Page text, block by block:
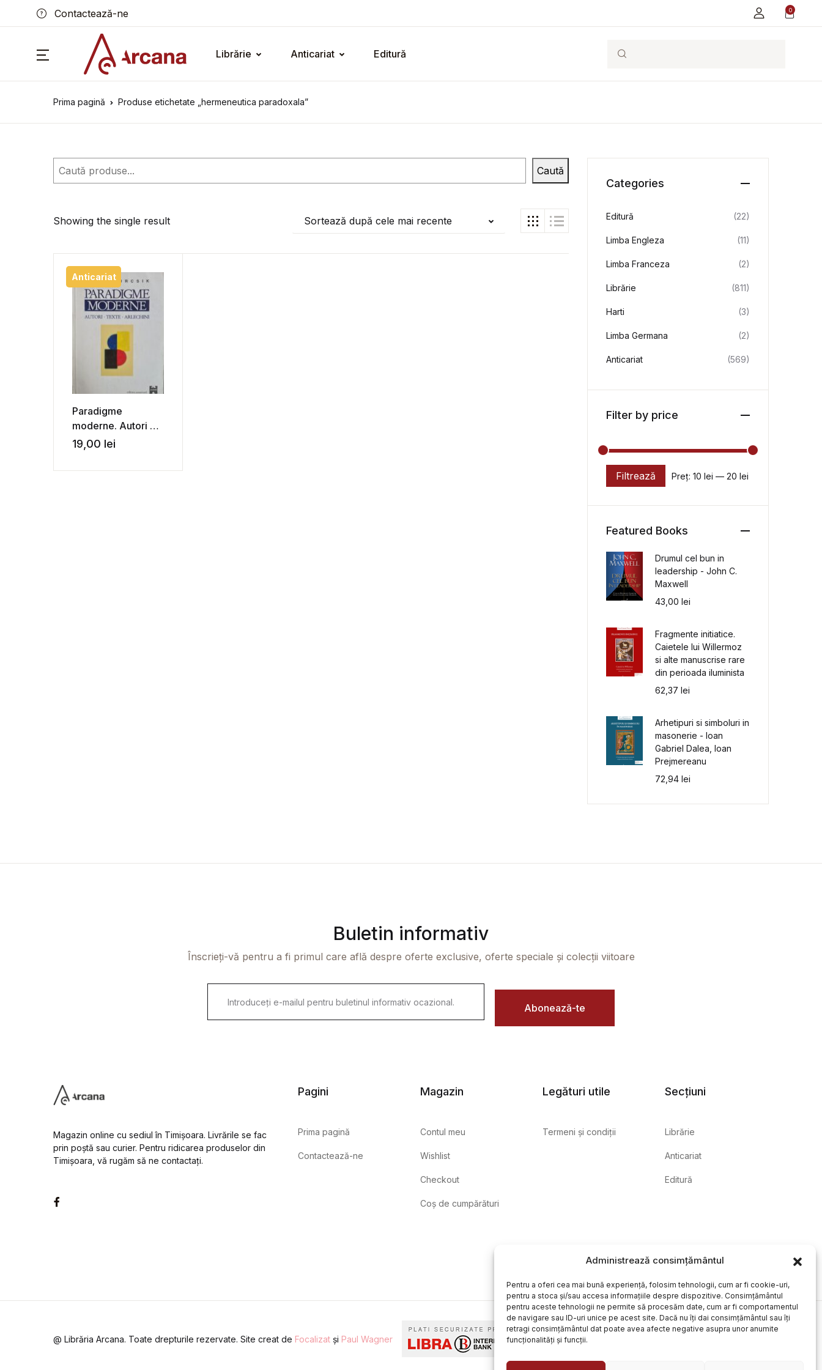
Administrează consimțământul
Pentru a oferi cea mai bună experiență, folosim tehnologii, cum ar fi cookie-uri,
pentru a stoca și/sau accesa informațiile despre dispozitive. Consimțământul
pentru aceste tehnologii ne permite să procesăm date, cum ar fi comportamentul
de navigare sau ID-uri unice pe acest site. Dacă nu îți dai consimțământul sau îți
retragi consimțământul dat poate avea afecte negative asupra unor anumite
funcționalități și funcții.
Contactează-ne 0
Librărie Anticariat Editură Search
Prima pagină Produse etichetate „hermeneutica paradoxala”
Caută Caută
Showing the single result Sortează după cele mai recente
Anticariat
Paradigme
moderne. Autori –
Texte – Arlechini –
19,00 lei
Categories
Editură (22)
Limba Engleza (11)
Limba Franceza (2)
Librărie (811)
Harti (3)
Limba Germana (2)
Anticariat (569)
Filter by price
Preț minim
Preț maxim
Filtrează Preț:10 lei —20 lei
Featured Books
Drumul cel bun in
leadership - John C.
Maxwell
43,00lei
Fragmente initiatice.
Caietele lui Willermoz
si alte manuscrise rare
din perioada iluminista
62,37lei
Arhetipuri si simboluri in
masonerie - Ioan
Gabriel Dalea, Ioan
Prejmereanu
72,94lei
Buletin informativ
Înscrieți-vă pentru a fi primul care află despre oferte exclusive, oferte speciale și colecții viitoare
i
Abonează-te
Magazin online cu sediul în Timișoara. Livrările se fac
prin poștă sau curier. Pentru ridicarea produselor din
Timișoara, vă rugăm să ne contactați.
Pagini
Prima pagină
Contactează-ne
Magazin
Contul meu
Wishlist
Checkout
Coș de cumpărături
Legături utile
Termeni și condiții
Secțiuni
Librărie
Anticariat
Editură
@ Librăria Arcana. Toate drepturile rezervate. Site creat de Focalizat și Paul Wagner